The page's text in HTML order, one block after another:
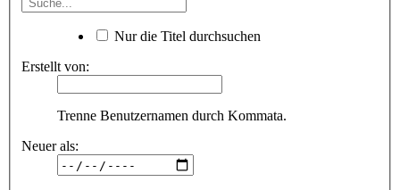
Nur die Titel durchsuchen
Erstellt von:
Trenne Benutzernamen durch Kommata.
Neuer als: